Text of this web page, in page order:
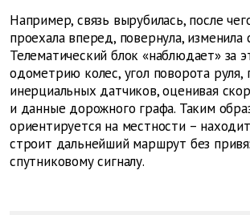
Например, связь вырубилась, после
проехала вперед, повернула, изменила
Телематический блок «наблюдает» за
одометрию колес, угол поворота руля,
инерциальных датчиков, оценивая
и данные дорожного графа. Таким
ориентируется на местности –
строит дальнейший маршрут без
спутниковому сигналу.